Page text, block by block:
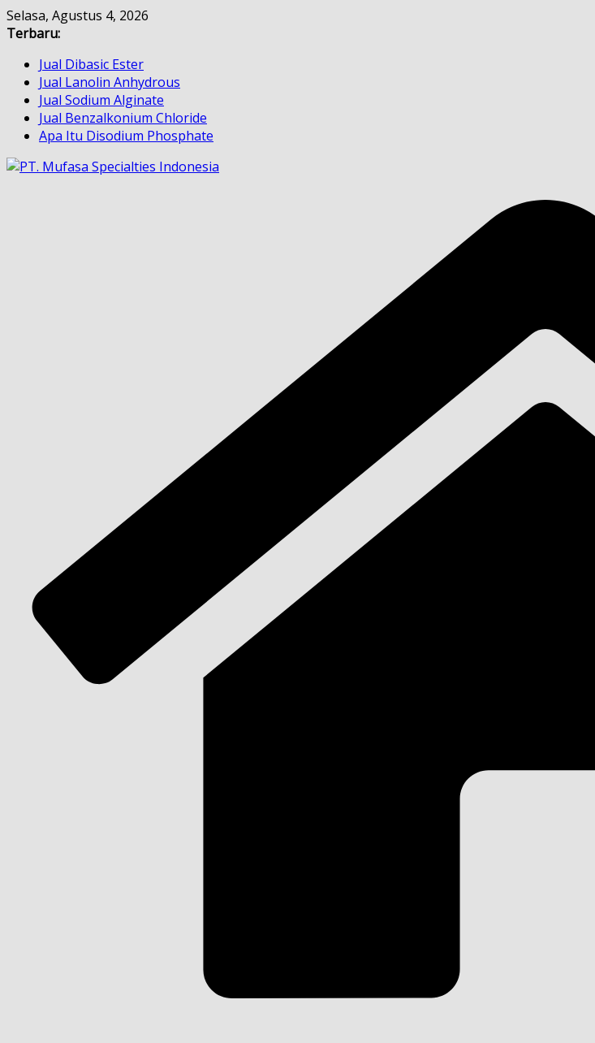
Skip
to
Selasa, Agustus 4, 2026
Terbaru:
Jual Dibasic Ester
Jual Lanolin Anhydrous
Jual Sodium Alginate
Jual Benzalkonium Chloride
Apa Itu Disodium Phosphate